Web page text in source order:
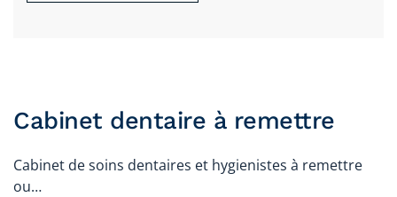
Cabinet dentaire à remettre
Cabinet de soins dentaires et hygienistes à remettre
ou…